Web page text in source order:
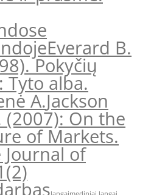
Everard B.
Pokyčių
Tyto alba.
A.Jackson
(2007): On the
of Markets.
of